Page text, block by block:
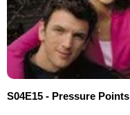
S04E15 - Pressure Points